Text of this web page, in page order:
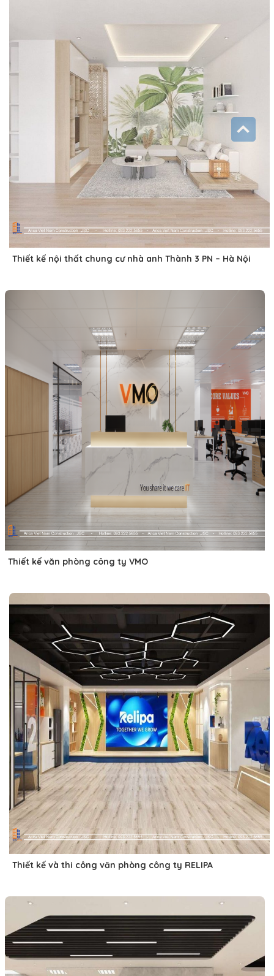
Thiết kế nội thất chung cư nhà anh Thành 3 PN – Hà Nội
Thiết kế văn phòng công ty VMO
Thiết kế và thi công văn phòng công ty RELIPA